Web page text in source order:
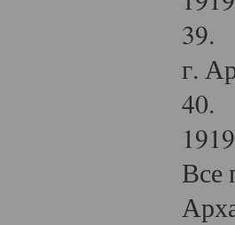
39.
г.
40.
Все